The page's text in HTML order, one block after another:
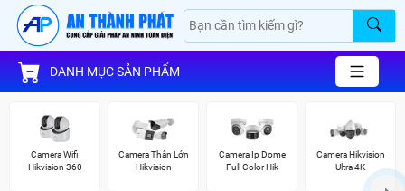
DANH MỤC SẢN PHẨM
Camera Wifi
Hikvision 360
Camera Thân Lớn
Hikvision
Camera Ip Dome
Full Color Hik
Camera Hikvision
Ultra 4K